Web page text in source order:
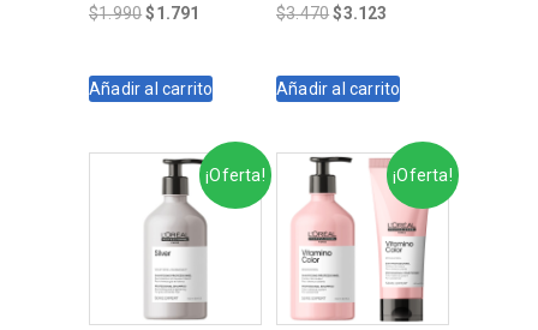
$1.990El
era:
$1.791
es:
Añadir al carrito
$3.470El
era:
$3.123
es:
Añadir al carrito
¡Oferta! ¡Oferta!